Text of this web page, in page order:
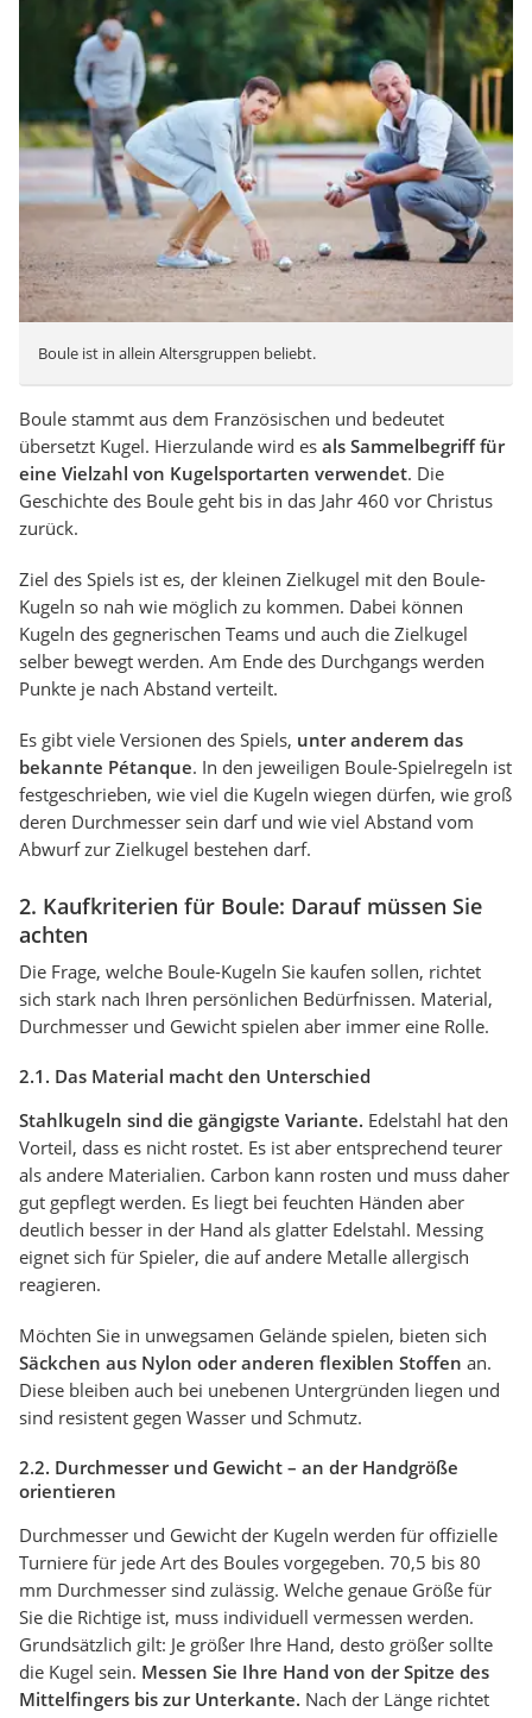
Boule ist in allein Altersgruppen beliebt.
Boule stammt aus dem Französischen und bedeutet
übersetzt Kugel. Hierzulande wird es als Sammelbegriff für
eine Vielzahl von Kugelsportarten verwendet. Die
Geschichte des Boule geht bis in das Jahr 460 vor Christus
zurück.
Ziel des Spiels ist es, der kleinen Zielkugel mit den Boule-
Kugeln so nah wie möglich zu kommen. Dabei können
Kugeln des gegnerischen Teams und auch die Zielkugel
selber bewegt werden. Am Ende des Durchgangs werden
Punkte je nach Abstand verteilt.
Es gibt viele Versionen des Spiels, unter anderem das
bekannte Pétanque. In den jeweiligen Boule-Spielregeln ist
festgeschrieben, wie viel die Kugeln wiegen dürfen, wie groß
deren Durchmesser sein darf und wie viel Abstand vom
Abwurf zur Zielkugel bestehen darf.
2. Kaufkriterien für Boule: Darauf müssen Sie
achten
Die Frage, welche Boule-Kugeln Sie kaufen sollen, richtet
sich stark nach Ihren persönlichen Bedürfnissen. Material,
Durchmesser und Gewicht spielen aber immer eine Rolle.
2.1. Das Material macht den Unterschied
Stahlkugeln sind die gängigste Variante. Edelstahl hat den
Vorteil, dass es nicht rostet. Es ist aber entsprechend teurer
als andere Materialien. Carbon kann rosten und muss daher
gut gepflegt werden. Es liegt bei feuchten Händen aber
deutlich besser in der Hand als glatter Edelstahl. Messing
eignet sich für Spieler, die auf andere Metalle allergisch
reagieren.
Möchten Sie in unwegsamen Gelände spielen, bieten sich
Säckchen aus Nylon oder anderen flexiblen Stoffen an.
Diese bleiben auch bei unebenen Untergründen liegen und
sind resistent gegen Wasser und Schmutz.
2.2. Durchmesser und Gewicht – an der Handgröße
orientieren
Durchmesser und Gewicht der Kugeln werden für offizielle
Turniere für jede Art des Boules vorgegeben. 70,5 bis 80
mm Durchmesser sind zulässig. Welche genaue Größe für
Sie die Richtige ist, muss individuell vermessen werden.
Grundsätzlich gilt: Je größer Ihre Hand, desto größer sollte
die Kugel sein. Messen Sie Ihre Hand von der Spitze des
Mittelfingers bis zur Unterkante. Nach der Länge richtet